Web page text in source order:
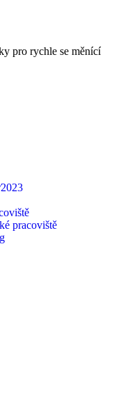
pro rychle se měnící
pracoviště